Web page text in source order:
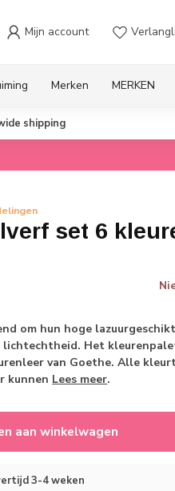
Mijn account
Merken MERKEN
shipping
set 6
om hun hoge
Het
van Goethe. Alle
kunnen Lees meer.
aan winkelwagen
3-4 weken